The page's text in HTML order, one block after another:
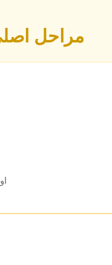
مراحل اصلی